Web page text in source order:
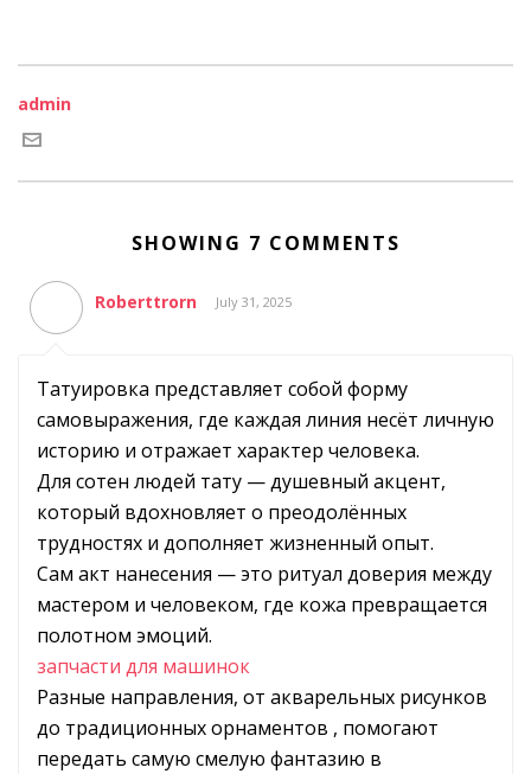
admin
SHOWING 7 COMMENTS
Roberttrorn July 31, 2025
Татуировка представляет собой форму
самовыражения, где каждая линия несёт личную
историю и отражает характер человека.
Для сотен людей тату — душевный акцент,
который вдохновляет о преодолённых
трудностях и дополняет жизненный опыт.
Сам акт нанесения — это ритуал доверия между
мастером и человеком, где кожа превращается
полотном эмоций.
запчасти для машинок
Разные направления, от акварельных рисунков
до традиционных орнаментов , помогают
передать самую смелую фантазию в